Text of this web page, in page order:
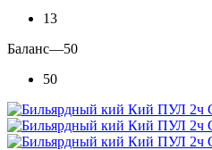
13
Баланс—50
50